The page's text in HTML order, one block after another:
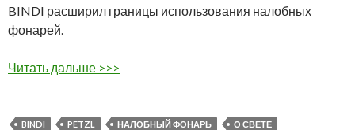
BINDI расширил границы использования налобных
фонарей.
Читать дальше >>>
BINDI PETZL НАЛОБНЫЙ ФОНАРЬ
О СВЕТЕ